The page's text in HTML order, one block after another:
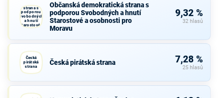
strana s
podporou
Svobodných
a hnutí
Starostové a
osobnosti
Občanská demokratická strana s
podporou Svobodných a hnutí
Starostové a osobnosti pro
Moravu
9,32 %
32 hlasů
Česká
pirátská
strana
Česká pirátská strana 7,28 %
25 hlasů